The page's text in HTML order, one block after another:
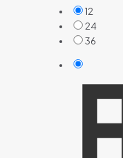
12
24
36